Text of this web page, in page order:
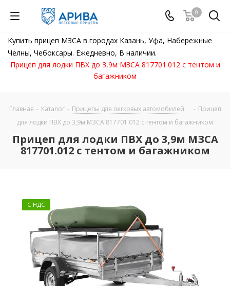
0
Купить прицеп МЗСА в городах Казань, Уфа, Набережные
Челны, Чебоксары. Ежедневно, В наличии.
Прицеп для лодки ПВХ до 3,9м МЗСА 817701.012 с тентом и
багажником
Главная - Каталог - Прицепы для легковых автомобилей - Прицеп
для лодки ПВХ до 3,9м МЗСА 817701.012 с тентом и багажником
Прицеп для лодки ПВХ до 3,9м МЗСА
817701.012 с тентом и багажником
С НДС